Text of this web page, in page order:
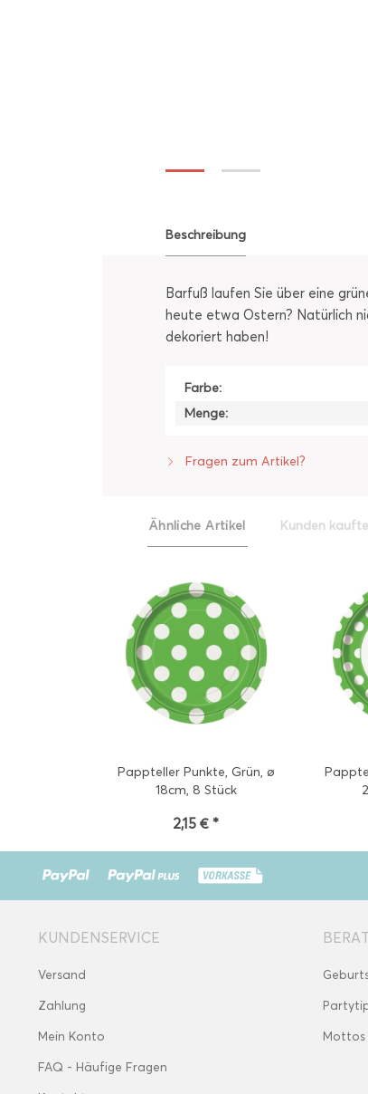
Beschreibung
Barfuß laufen Sie über eine
heute etwa Ostern? Natürlich
dekoriert haben!
Farbe:
Menge:
Fragen zum Artikel?
Ähnliche Artikel Kunden
Pappteller Punkte, Grün, ø
18cm, 8 Stück
2,15 € *
KUNDENSERVICE
Versand
Zahlung
Mein Konto
FAQ - Häufige Fragen
Mottos